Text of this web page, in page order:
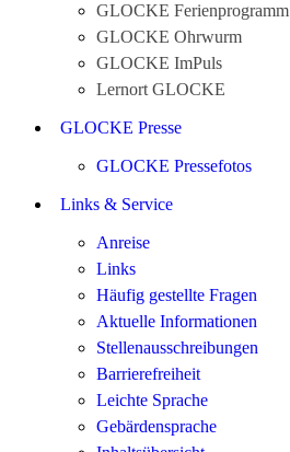
GLOCKE Ferienprogramm
GLOCKE Ohrwurm
GLOCKE ImPuls
Lernort GLOCKE
GLOCKE Presse
GLOCKE Pressefotos
Links & Service
Anreise
Links
Häufig gestellte Fragen
Aktuelle Informationen
Stellenausschreibungen
Barrierefreiheit
Leichte Sprache
Gebärdensprache